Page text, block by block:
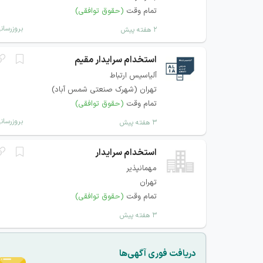
تمام وقت (حقوق توافقی)
۲ هفته پیش
استخدام سرایدار مقیم
آلیاسیس ارتباط
تهران (شهرک صنعتی شمس آباد)
تمام وقت (حقوق توافقی)
۳ هفته پیش
استخدام سرایدار
مهمانپذیر
تهران
تمام وقت (حقوق توافقی)
۳ هفته پیش
دریافت فوری آگهی‌ها